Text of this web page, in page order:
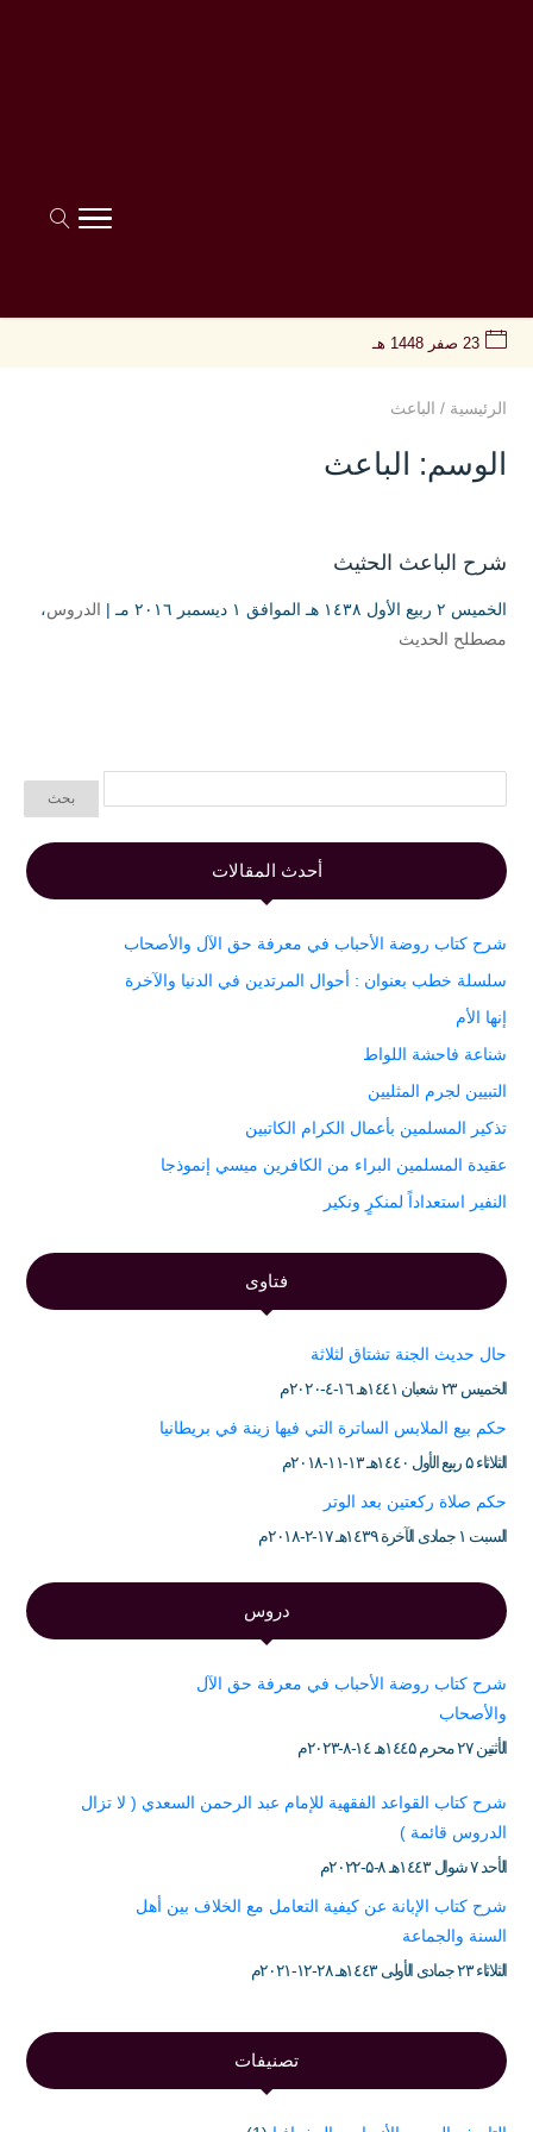
23 صفر 1448 هـ
الرئيسية / الباعث
الوسم: الباعث
شرح الباعث الحثيث
الخميس ۲ ربيع الأول ۱٤۳۸ هـ الموافق ۱ ديسمبر ۲۰۱٦ مـ | الدروس،
مصطلح الحديث
أحدث المقالات
شرح كتاب روضة الأحباب في معرفة حق الآل والأصحاب
سلسلة خطب بعنوان : أحوال المرتدين في الدنيا والآخرة
إنها الأم
شناعة فاحشة اللواط
التبيين لجرم المثليين
تذكير المسلمين بأعمال الكرام الكاتبين
عقيدة المسلمين البراء من الكافرين ميسي إنموذجا
النفير استعداداً لمنكرٍ ونكير
فتاوى
حال حديث الجنة تشتاق لثلاثة
الخميس ۲۳ شعبان ۱٤٤۱هـ ۱٦-٤-۲۰۲۰م
حكم بيع الملابس الساترة التي فيها زينة في بريطانيا
الثلاثاء ۵ ربيع الأول ۱٤٤۰هـ ۱۳-۱۱-۲۰۱۸م
حكم صلاة ركعتين بعد الوتر
السبت ۱ جمادى الآخرة ۱٤۳۹هـ ۱۷-۲-۲۰۱۸م
دروس
شرح كتاب روضة الأحباب في معرفة حق الآل
والأصحاب
الأثنين ۲۷ محرم ۱٤٤۵هـ ۱٤-۸-۲۰۲۳م
شرح كتاب القواعد الفقهية للإمام عبد الرحمن السعدي ( لا تزال
الدروس قائمة )
الأحد ۷ شوال ۱٤٤۳هـ ۸-۵-۲۰۲۲م
شرح كتاب الإبانة عن كيفية التعامل مع الخلاف بين أهل
السنة والجماعة
الثلاثاء ۲۳ جمادى الأولى ۱٤٤۳هـ ۲۸-۱۲-۲۰۲۱م
تصنيفات